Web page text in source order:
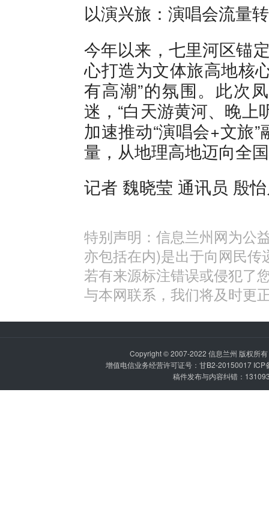
以演兴旅：演唱会流量
今年以来，七里河区锚
心打造为文体旅高地核
有高潮”的氛围。此次
迷，“白天游黄河、晚上
加速推动“演唱会+文旅
量，从地理高地迈向全
记者 魏晓莹 通讯员 殷
特别声明：信息兰州网为公
亦包括在内)是出于向网民
若有来源标注错误或侵犯了
与本网联系，我们将及时更
Copyright © 2007-2022 信息兰州 版权所
增值电信业务经营许可证号：甘B2-20150017 ICP
稿件发布与内容纠错：